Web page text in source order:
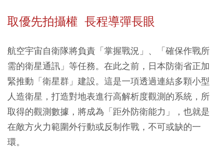
取優先拍攝權 長程導彈長眼
航空宇宙自衛隊將負責「掌握戰況」、「確保作戰所
需的衛星通訊」等任務。在此之前，日本防衛省正加
緊推動「衛星群」建設。這是一項透過連結多顆小型
人造衛星，打造對地表進行高解析度觀測的系統，所
取得的觀測數據，將成為「距外防衛能力」，也就是
在敵方火力範圍外行動或反制作戰，不可或缺的一
環。